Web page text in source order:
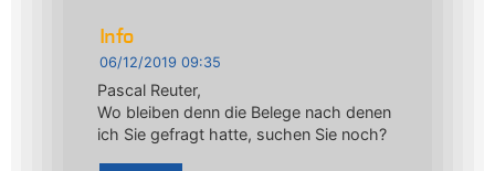
Info
06/12/2019 09:35
Pascal Reuter,
Wo bleiben denn die Belege nach denen
ich Sie gefragt hatte, suchen Sie noch?